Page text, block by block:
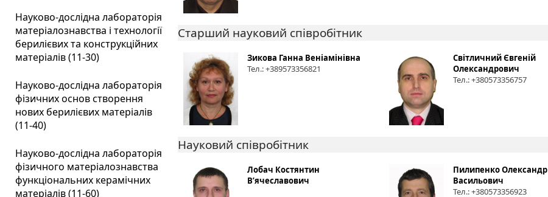
Науково-дослідна лабораторія
матеріалознавства і технології
берилієвих та конструкційних
матеріалів (11-30)
Науково-дослідна лабораторія
фізичних основ створення
нових берилієвих матеріалів
(11-40)
Науково-дослідна лабораторія
фізичного матеріалознавства
функціональних керамічних
матеріалів (11-60)
Старший науковий співробітник
Зикова Ганна Веніамінівна
Тел.: +389573356821
Світличний Євгеній
Олександрович
Тел.: +380573356757
Науковий співробітник
Лобач Костянтин
В’ячеславович
Пилипенко Олександр
Васильович
Тел.: +380573356923